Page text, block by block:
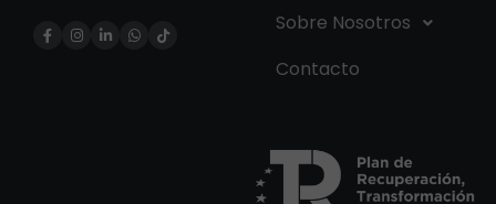
Sobre Nosotros
Contacto